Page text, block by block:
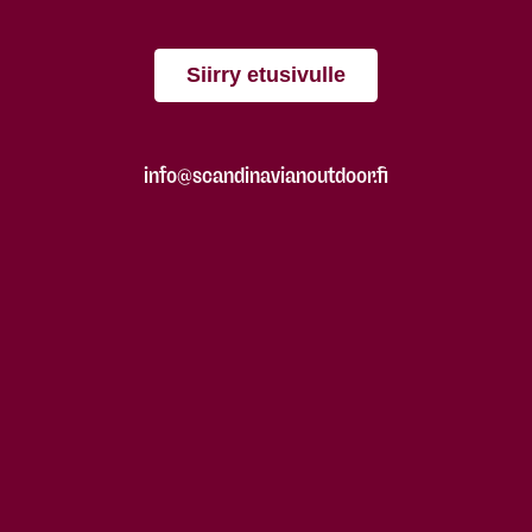
Siirry etusivulle
info@scandinavianoutdoor.fi